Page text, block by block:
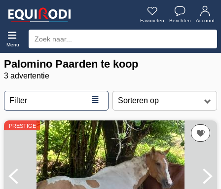
Favorieten Berichten Account
Menu
Palomino Paarden te koop
3 advertentie
Filter ≣
PRESTIGE